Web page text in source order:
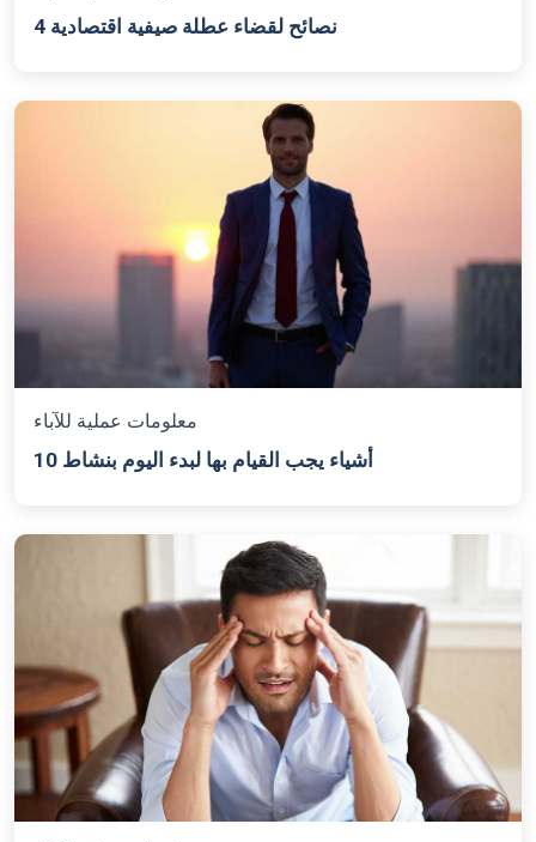
4 نصائح لقضاء عطلة صيفية اقتصادية
معلومات عملية للآباء
10 أشياء يجب القيام بها لبدء اليوم بنشاط